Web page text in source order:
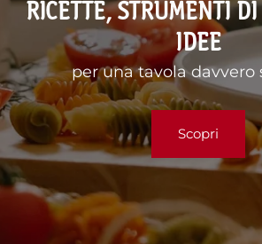
RICETTE, STRUMENTI
IDEE
per una tavola davvero
Scopri